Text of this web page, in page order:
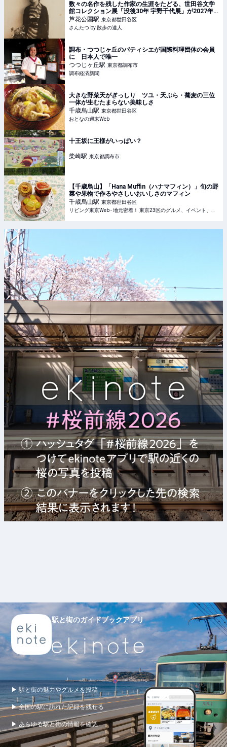
数々の名作を残した作家の生涯をたどる、世田谷文学
館コレクション展「没後30年 宇野千代展」が2027年3
月28日まで、『世田谷文学館』で開催中｜さんたつ by
散歩の達人
芦花公園駅 東京都世田谷区
さんたつ by 散歩の達人
調布・つつじヶ丘のパティシエが国際料理団体の会員
に 日本人で唯一
つつじヶ丘駅 東京都調布市
調布経済新聞
大きな野菜天がぎっしり ツユ・天ぷら・蕎麦の三位
一体が生むたまらない美味しさ
千歳烏山駅 東京都世田谷区
おとなの週末Web
十王坂に王様がいっぱい？
柴崎駅 東京都調布市
【千歳烏山】「Hana Muffin（ハナマフィン）」旬の野
菜や果物で作るやさしいおいしさのマフィン
千歳烏山駅 東京都世田谷区
駅と街のガイドブックアプリ
▶ 駅と街の魅力やグルメを投稿
▶ 全国の駅に訪れた記録を残せる
▶ あらゆる駅と街の情報を確認